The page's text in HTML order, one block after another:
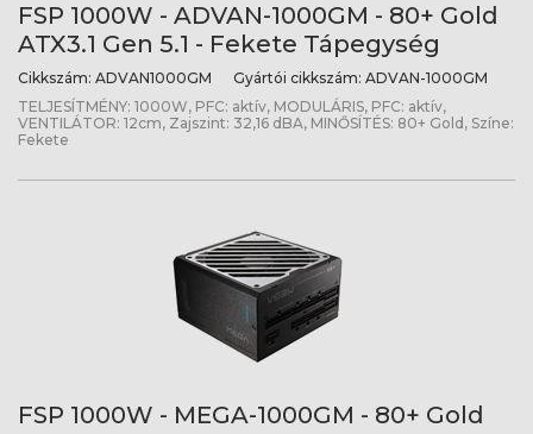
FSP 1000W - ADVAN-1000GM - 80+ Gold
ATX3.1 Gen 5.1 - Fekete Tápegység
Cikkszám: ADVAN1000GM Gyártói cikkszám: ADVAN-1000GM
TELJESÍTMÉNY: 1000W, PFC: aktív, MODULÁRIS, PFC: aktív,
VENTILÁTOR: 12cm, Zajszint: 32,16 dBA, MINŐSÍTÉS: 80+ Gold, Színe:
Fekete
FSP 1000W - MEGA-1000GM - 80+ Gold